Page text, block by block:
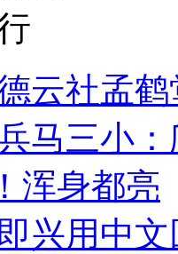
云社孟
马三小
浑身都亮
兴用中